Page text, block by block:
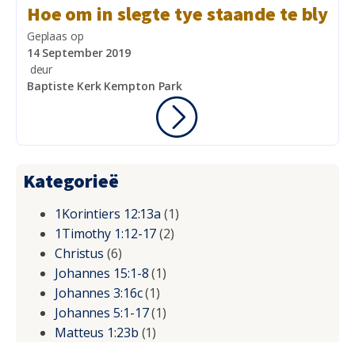
Hoe om in slegte tye staande te bly
Geplaas op
14 September 2019
deur
Baptiste Kerk Kempton Park
Kategorieë
1Korintiers 12:13a (1)
1Timothy 1:12-17(2)
Christus (6)
Johannes 15:1-8(1)
Johannes 3:16c(1)
Johannes 5:1-17(1)
Matteus 1:23b (1)